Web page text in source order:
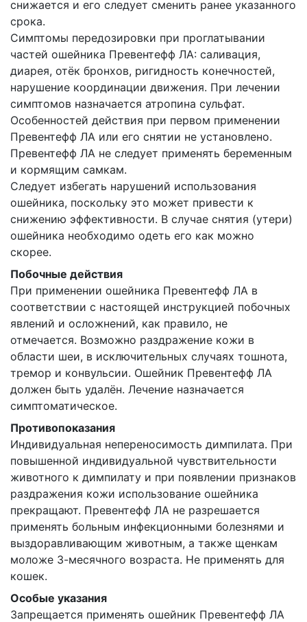
снижается и его следует сменить ранее указанного
срока.
Симптомы передозировки при проглатывании
частей ошейника Превентефф ЛА: саливация,
диарея, отёк бронхов, ригидность конечностей,
нарушение координации движения. При лечении
симптомов назначается атропина сульфат.
Особенностей действия при первом применении
Превентефф ЛА или его снятии не установлено.
Превентефф ЛА не следует применять беременным
и кормящим самкам.
Следует избегать нарушений использования
ошейника, поскольку это может привести к
снижению эффективности. В случае снятия (утери)
ошейника необходимо одеть его как можно
скорее.
Побочные действия
При применении ошейника Превентефф ЛА в
соответствии с настоящей инструкцией побочных
явлений и осложнений, как правило, не
отмечается. Возможно раздражение кожи в
области шеи, в исключительных случаях тошнота,
тремор и конвульсии. Ошейник Превентефф ЛА
должен быть удалён. Лечение назначается
симптоматическое.
Противопоказания
Индивидуальная непереносимость димпилата. При
повышенной индивидуальной чувствительности
животного к димпилату и при появлении признаков
раздражения кожи использование ошейника
прекращают. Превентефф ЛА не разрешается
применять больным инфекционными болезнями и
выздоравливающим животным, а также щенкам
моложе 3-месячного возраста. Не применять для
кошек.
Особые указания
Запрещается применять ошейник Превентефф ЛА